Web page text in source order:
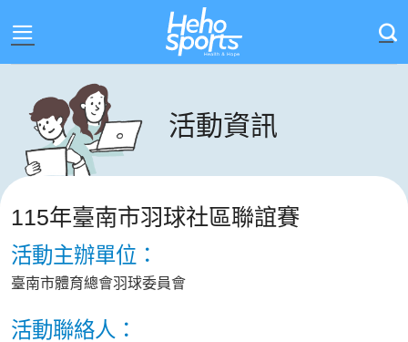
活動資訊
115年臺南市羽球社區聯誼賽
活動主辦單位：
臺南市體育總會羽球委員會
活動聯絡人：